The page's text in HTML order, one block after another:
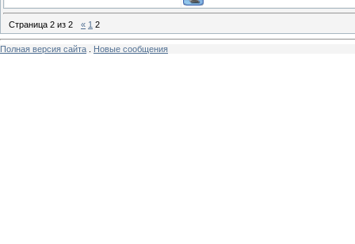
Страница 2 из 2 « 1 2
Полная версия сайта Новые сообщения